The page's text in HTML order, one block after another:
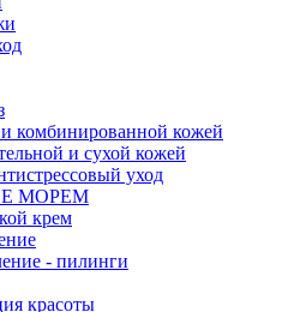
комбинированной кожей
и сухой кожей
уход
МОРЕМ
крем
- пилинги
красоты